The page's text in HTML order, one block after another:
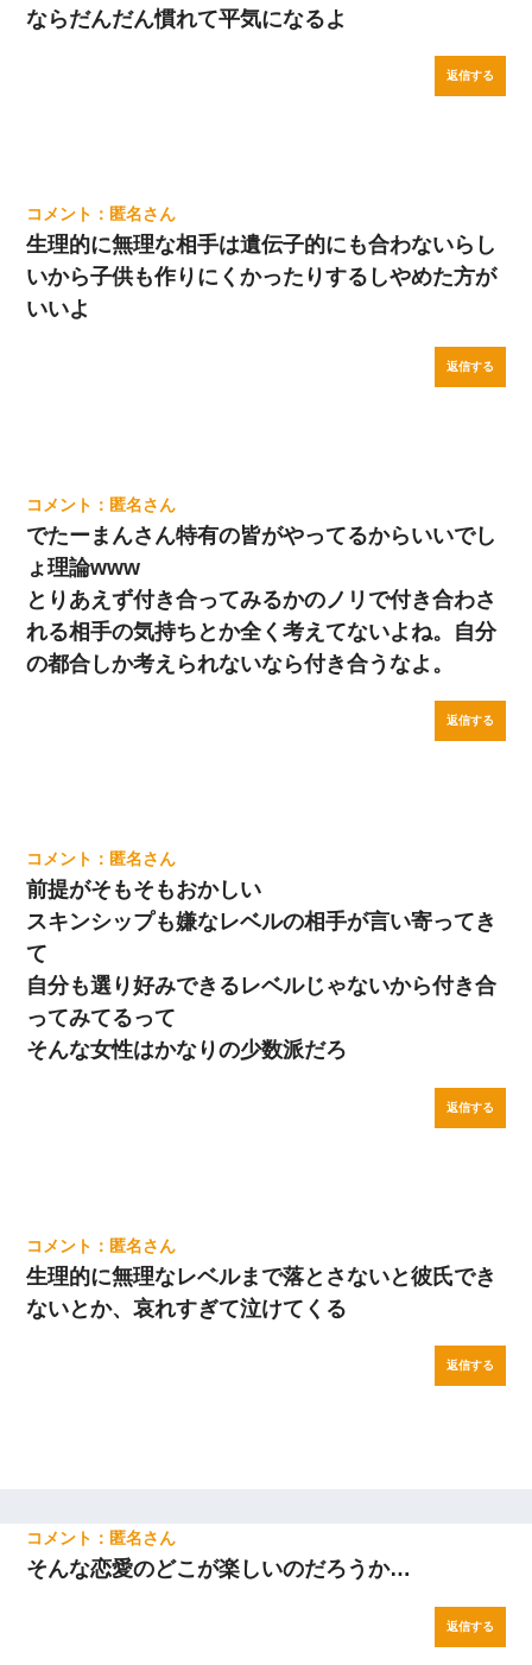
ならだんだん慣れて平気になるよ
返信する
匿名
生理的に無理な相手は遺伝子的にも合わないらし
いから子供も作りにくかったりするしやめた方が
いいよ
返信する
匿名
でたーまんさん特有の皆がやってるからいいでし
ょ理論www
とりあえず付き合ってみるかのノリで付き合わさ
れる相手の気持ちとか全く考えてないよね。自分
の都合しか考えられないなら付き合うなよ。
返信する
匿名
前提がそもそもおかしい
スキンシップも嫌なレベルの相手が言い寄ってき
て
自分も選り好みできるレベルじゃないから付き合
ってみてるって
そんな女性はかなりの少数派だろ
返信する
匿名
生理的に無理なレベルまで落とさないと彼氏でき
ないとか、哀れすぎて泣けてくる
返信する
匿名
そんな恋愛のどこが楽しいのだろうか…
返信する